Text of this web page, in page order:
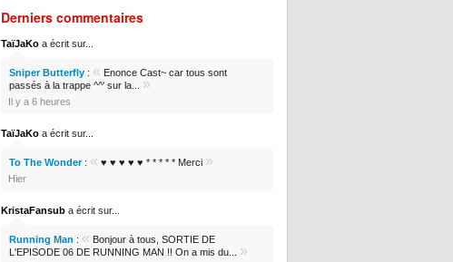
Derniers commentaires
TaïJaKo a écrit sur...
Sniper Butterfly : « Enonce Cast~ car tous sont
passés à la trappe ^^' sur la... »
Il y a 6 heures
TaïJaKo a écrit sur...
To The Wonder: « ♥ ♥ ♥ ♥ ♥ * * * * * Merci »
Hier
KristaFansub a écrit sur...
Running Man : « Bonjour à tous, SORTIE DE
L'EPISODE 06 DE RUNNING MAN !! On a mis du... »